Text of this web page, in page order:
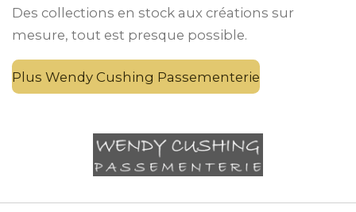
Des collections en stock aux créations sur
mesure, tout est presque possible.
Plus Wendy Cushing Passementerie